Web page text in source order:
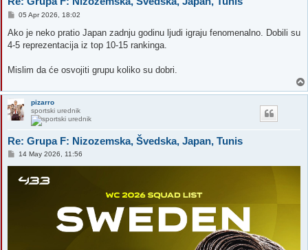
P
s
05 Apr 2026, 18:02
Ako je neko pratio Japan zadnju godinu ljudi igraju fenomenalno. Dobili su
4-5 reprezentacija iz top 10-15 rankinga.
Mislim da će osvojiti grupu koliko su dobri.
pizarro
sportski urednik
Re: Grupa F: Nizozemska, Švedska, Japan, Tunis
P14 May 2026, 11:56